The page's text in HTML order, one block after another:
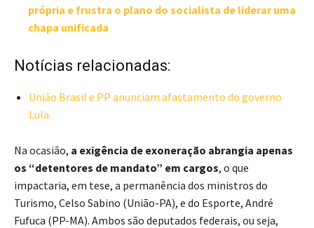
própria e frustra o plano do socialista de liderar uma
chapa unificada
Notícias relacionadas:
União Brasil e PP anunciam afastamento do governo
Lula.
Na ocasião, a exigência de exoneração abrangia apenas
os “detentores de mandato” em cargos, o que
impactaria, em tese, a permanência dos ministros do
Turismo, Celso Sabino (União-PA), e do Esporte, André
Fufuca (PP-MA). Ambos são deputados federais, ou seja,